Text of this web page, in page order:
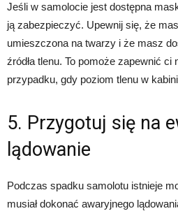
Jeśli w samolocie jest dostępna
ją zabezpieczyć. Upewnij się, że
umieszczona na twarzy i że masz
źródła tlenu. To pomoże zapewnić ci
przypadku, gdy poziom tlenu w
5. Przygotuj się na
lądowanie
Podczas spadku samolotu istnieje
musiał dokonać awaryjnego